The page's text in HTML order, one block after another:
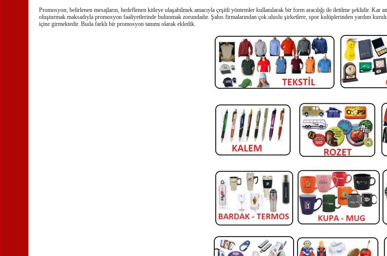
Promosyon; belirlenen mesajların, hedeflenen kitleye ulaşabilmek amacıyla çeşitli yöntemler kullanılarak bir form aracılığı ile iletilme şeklidir.
oluşturmak maksadıyla promosyon faaliyetlerinde bulunmak zorundadır. Şahıs firmalarından çok uluslu şirketlere, spor kulüplerinden yardım
içine girmektedir. Buda farklı bir promosyon tanımı olarak ekledik.